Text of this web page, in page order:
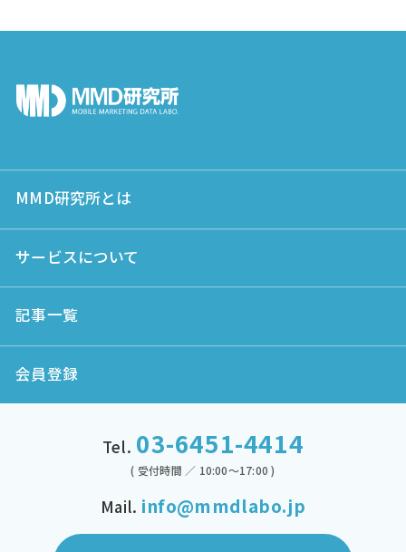
MMD研究所とは
サービスについて
記事一覧
会員登録
Tel. 03-6451-4414
( 受付時間 ／ 10:00～17:00 )
Mail. info@mmdlabo.jp